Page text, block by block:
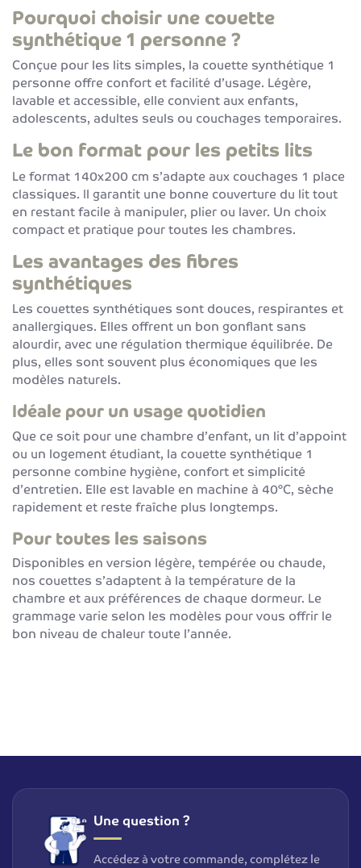
Pourquoi choisir une couette
synthétique 1 personne ?
Conçue pour les lits simples, la couette synthétique 1
personne offre confort et facilité d’usage. Légère,
lavable et accessible, elle convient aux enfants,
adolescents, adultes seuls ou couchages temporaires.
Le bon format pour les petits lits
Le format 140x200 cm s’adapte aux couchages 1 place
classiques. Il garantit une bonne couverture du lit tout
en restant facile à manipuler, plier ou laver. Un choix
compact et pratique pour toutes les chambres.
Les avantages des fibres
synthétiques
Les couettes synthétiques sont douces, respirantes et
anallergiques. Elles offrent un bon gonflant sans
alourdir, avec une régulation thermique équilibrée. De
plus, elles sont souvent plus économiques que les
modèles naturels.
Idéale pour un usage quotidien
Que ce soit pour une chambre d’enfant, un lit d’appoint
ou un logement étudiant, la couette synthétique 1
personne combine hygiène, confort et simplicité
d’entretien. Elle est lavable en machine à 40°C, sèche
rapidement et reste fraîche plus longtemps.
Pour toutes les saisons
Disponibles en version légère, tempérée ou chaude,
nos couettes s’adaptent à la température de la
chambre et aux préférences de chaque dormeur. Le
grammage varie selon les modèles pour vous offrir le
bon niveau de chaleur toute l’année.
Une question ?
Accédez à votre commande, complétez le